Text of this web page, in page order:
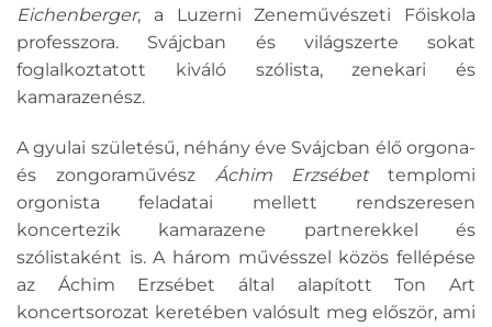
Eichenberger, a Luzerni Zeneművészeti Főiskola
professzora. Svájcban és világszerte sokat
foglalkoztatott kiváló szólista, zenekari és
kamarazenész.
A gyulai születésű, néhány éve Svájcban élő orgona-
és zongoraművész Áchim Erzsébettemplomi
orgonista feladatai mellett rendszeresen
koncertezik kamarazene partnerekkel és
szólistaként is. A három művésszel közös fellépése
az Áchim Erzsébet által alapított Ton Art
koncertsorozat keretében valósult meg először, ami